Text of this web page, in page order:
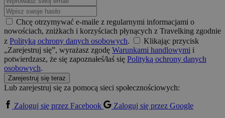
Chcę otrzymywać e-maile z regularnymi informacjami o
nowościach, zniżkach i korzyściach płynących z Travelking zgodnie
z Polityką ochrony danych osobowych.
Klikając przycisk
„Zarejestruj się”, wyrażasz zgodę Warunkami handlowymi i
potwierdzasz, że się zapoznałeś/łaś się Polityką ochrony danych
osobowych.
Zarejestruj się teraz
Lub zarejestruj się za pomocą sieci społecznościowych:
Zaloguj się przez Facebook
Zaloguj się przez Google